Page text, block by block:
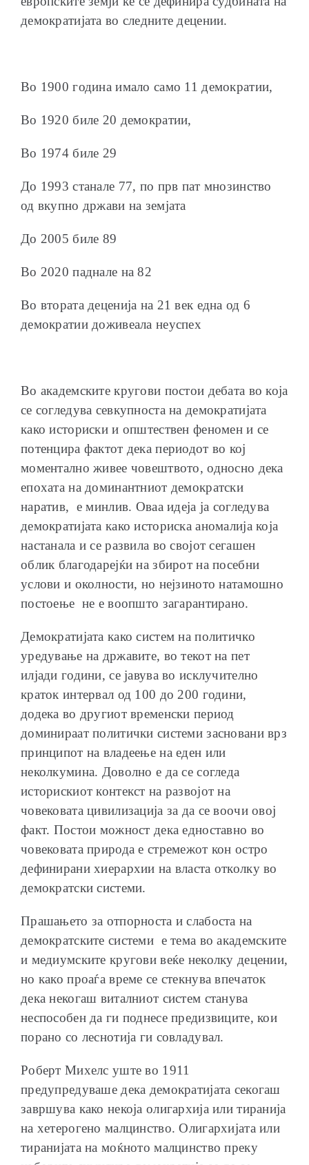
демократијата во следните децении.
Во 1900 година имало само 11 демократии,
Во 1920 биле 20 демократии,
Во 1974 биле 29
До 1993 станале 77, по прв пат мнозинство
од вкупно држави на земјата
До 2005 биле 89
Во 2020 паднале на 82
Во втората деценија на 21 век една од 6
демократии доживеала неуспех
Во академските кругови постои дебата во која
се согледува севкупноста на демократијата
како историски и општествен феномен и се
потенцира фактот дека периодот во кој
моментално живее човештвото, односно дека
епохата на доминантниот демократски
наратив, е минлив. Оваа идеја ја согледува
демократијата како историска аномалија која
настанала и се развила во својот сегашен
облик благодарејќи на збирот на посебни
услови и околности, но нејзиното натамошно
постоење не е воопшто загарантирано.
Демократијата како систем на политичко
уредување на државите, во текот на пет
илјади години, се јавува во исклучително
краток интервал од 100 до 200 години,
додека во другиот временски период
доминираат политички системи засновани врз
принципот на владеење на еден или
неколкумина. Доволно е да се согледа
историскиот контекст на развојот на
човековата цивилизација за да се воочи овој
факт. Постои можност дека едноставно во
човековата природа е стремежот кон остро
дефинирани хиерархии на власта отколку во
демократски системи.
Прашањето за отпорноста и слабоста на
демократските системи е тема во академските
и медиумските кругови веќе неколку децении,
но како проаѓа време се стекнува впечаток
дека некогаш виталниот систем станува
неспособен да ги поднесе предизвиците, кои
порано со леснотија ги совладувал.
Роберт Михелс уште во 1911
предупредуваше дека демократијата секогаш
завршува како некоја олигархија или тиранија
на хетерогено малцинство. Олигархијата или
тиранијата на моќното малцинство преку